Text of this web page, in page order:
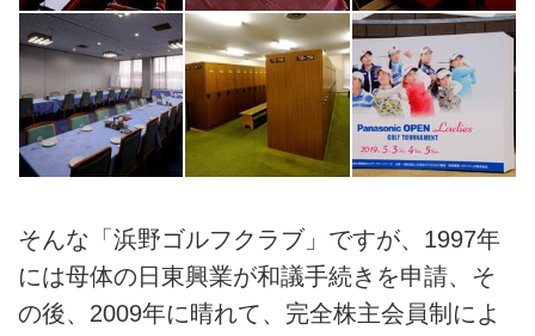
そんな「浜野ゴルフクラブ」ですが、1997年
には母体の日東興業が和議手続きを申請、そ
の後、2009年に晴れて、完全株主会員制によ